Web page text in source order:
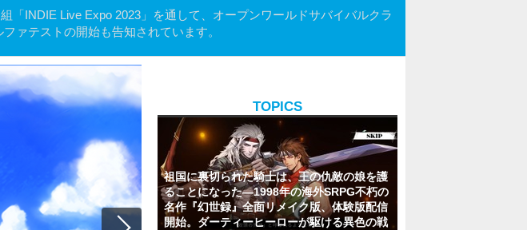
「INDIE Live Expo 2023」を通して、オープンワールドサバイバルクラ
ァテストの開始も告知されています。
TOPICS
祖国に裏切られた騎士は、王の仇敵の娘を護
ることになった―1998年の海外SRPG不朽の
名作『幻世録』全面リメイク版、体験版配信
開始。ダーティーヒーローが駆ける異色の戦